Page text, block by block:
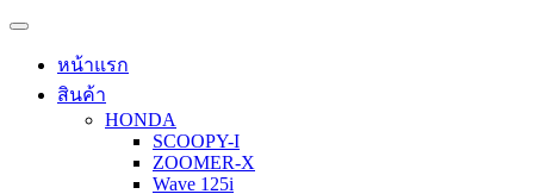
หน้าแรก
สินค้า
HONDA
SCOOPY-I
ZOOMER-X
Wave 125i